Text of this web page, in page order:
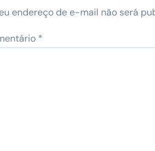
endereço de e-mail não será
*